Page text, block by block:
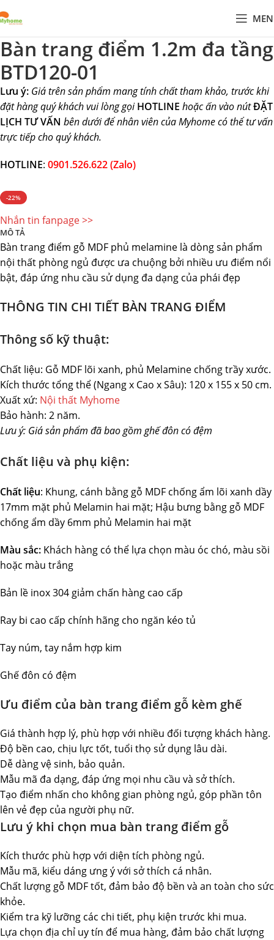
Bàn trang điểm 1.2m đa tầng
BTD120-01
Lưu ý: Giá trên sản phẩm mang tính chất tham khảo, trước khi
đặt hàng quý khách vui lòng gọiHOTLINE hoặc ấn vào nútĐẶT
LỊCH TƯ VẤN bên dưới để nhân viên của Myhome có thể tư vấn
trực tiếp cho quý khách.
HOTLINE: 0901.526.622 (Zalo)
-22%
Nhắn tin fanpage >>
MÔ TẢ
Bàn trang điểm gỗ MDF phủ melamine là dòng sản phẩm
nội thất phòng ngủ được ưa chuộng bởi nhiều ưu điểm nổi
bật, đáp ứng nhu cầu sử dụng đa dạng của phái đẹp
THÔNG TIN CHI TIẾT BÀN TRANG ĐIỂM
Thông số kỹ thuật:
Chất liệu: Gỗ MDF lõi xanh, phủ Melamine chống trầy xước.
Kích thước tổng thể (Ngang x Cao x Sâu): 120 x 155 x 50 cm.
Xuất xứ: Nội thất Myhome
Bảo hành: 2 năm.
Lưu ý: Giá sản phẩm đã bao gồm ghế đôn có đệm
Chất liệu và phụ kiện:
Chất liệu: Khung, cánh bằng gỗ MDF chống ẩm lõi xanh dầy
17mm mặt phủ Melamin hai mặt; Hậu bưng bằng gỗ MDF
chống ẩm dầy 6mm phủ Melamin hai mặt
Màu sắc: Khách hàng có thể lựa chọn màu óc chó, màu sồi
hoặc màu trắng
Bản lề inox 304 giảm chấn hàng cao cấp
Ray bi cao cấp chính hãng cho ngăn kéo tủ
Tay núm, tay nắm hợp kim
Ghế đôn có đệm
Ưu điểm của bàn trang điểm gỗ kèm ghế
Giá thành hợp lý, phù hợp với nhiều đối tượng khách hàng.
Độ bền cao, chịu lực tốt, tuổi thọ sử dụng lâu dài.
Dễ dàng vệ sinh, bảo quản.
Mẫu mã đa dạng, đáp ứng mọi nhu cầu và sở thích.
Tạo điểm nhấn cho không gian phòng ngủ, góp phần tôn
lên vẻ đẹp của người phụ nữ.
Lưu ý khi chọn mua bàn trang điểm gỗ
Kích thước phù hợp với diện tích phòng ngủ.
Mẫu mã, kiểu dáng ưng ý với sở thích cá nhân.
Chất lượng gỗ MDF tốt, đảm bảo độ bền và an toàn cho sức
khỏe.
Kiểm tra kỹ lưỡng các chi tiết, phụ kiện trước khi mua.
Lựa chọn địa chỉ uy tín để mua hàng, đảm bảo chất lượng